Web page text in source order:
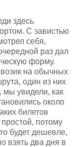
здесь
С завистью
себя,
раз дал
форму.
на обычных
один из них
мы увидели, как
около
билетов
потому
будет дешевле,
взять два дня в